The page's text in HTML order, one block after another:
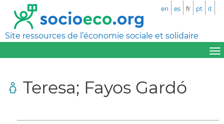
Site ressources de l’économie sociale et solidaire
en es fr pt it
Teresa; Fayos Gardó